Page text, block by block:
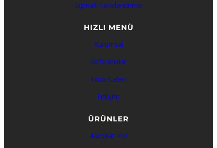
Sığınak Havalandırma
HIZLI MENÜ
Kurumsal
Referanslar
Foto Galeri
İletişim
ÜRÜNLER
Akrobat Kol